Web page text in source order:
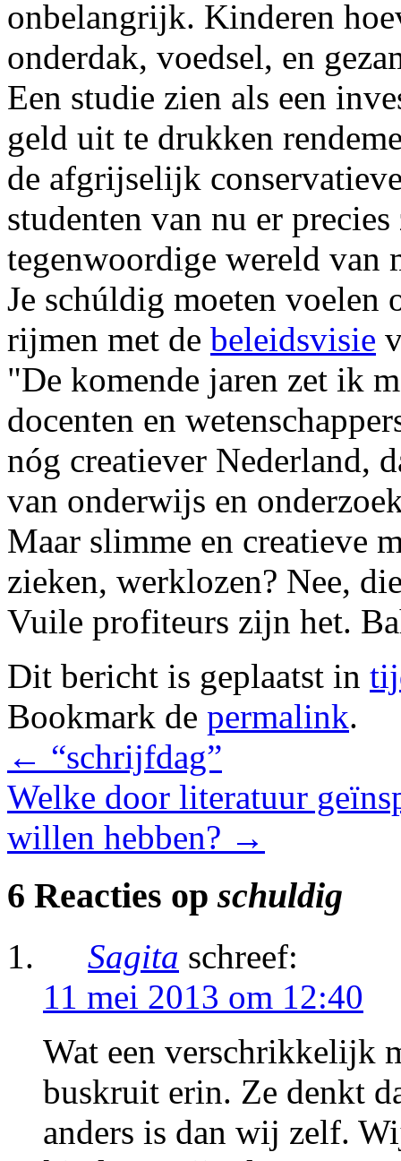
onbelangrijk. Kinderen
onderdak, voedsel, en
Een studie zien als een
geld uit te drukken
de afgrijselijk
studenten van nu er
tegenwoordige wereld van
Je schúldig moeten voelen
rijmen met de beleidsvisie
"De komende jaren zet ik
docenten en
nóg creatiever Nederland,
van onderwijs en
Maar slimme en creatieve
zieken, werklozen? Nee,
Vuile profiteurs zijn het.
Dit bericht is geplaatst in
Bookmark de permalink.
← “schrijfdag”
Welke door literatuur
willen hebben? →
6 Reacties opschuldig
Sagita schreef:
11 mei 2013 om 12:40
Wat een verschrikkelijk
buskruit erin. Ze denkt
anders is dan wij zelf.